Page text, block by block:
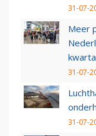
31-07-
Meer
31-07-
31-07-